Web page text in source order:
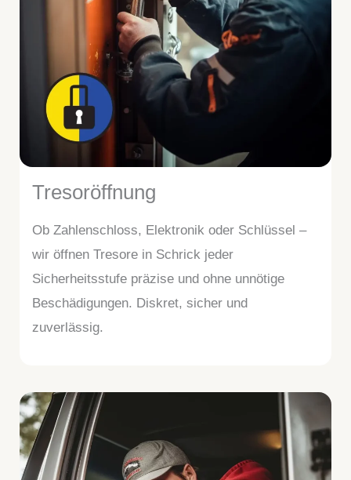
Tresoröffnung
Ob Zahlenschloss, Elektronik oder Schlüssel –
wir öffnen Tresore in Schrick jeder
Sicherheitsstufe präzise und ohne unnötige
Beschädigungen. Diskret, sicher und
zuverlässig.